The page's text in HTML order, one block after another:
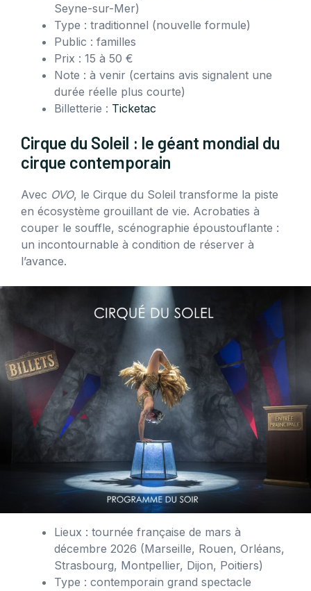
Seyne-sur-Mer)
Type : traditionnel (nouvelle formule)
Public : familles
Prix : 15 à 50 €
Note : à venir (certains avis signalent une
durée réelle plus courte)
Billetterie : Ticketac
Cirque du Soleil : le géant mondial du
cirque contemporain
Avec OVO, le Cirque du Soleil transforme la piste
en écosystème grouillant de vie. Acrobaties à
couper le souffle, scénographie époustouflante :
un incontournable à condition de réserver à
l’avance.
Lieux : tournée française de mars à
décembre 2026 (Marseille, Rouen, Orléans,
Strasbourg, Montpellier, Dijon, Poitiers)
Type : contemporain grand spectacle